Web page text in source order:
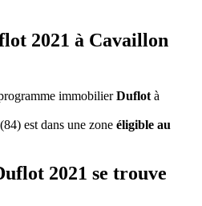
2021 à Cavaillon
immobilierDuflot à
(84) est dans une zone éligible au
2021 se trouve